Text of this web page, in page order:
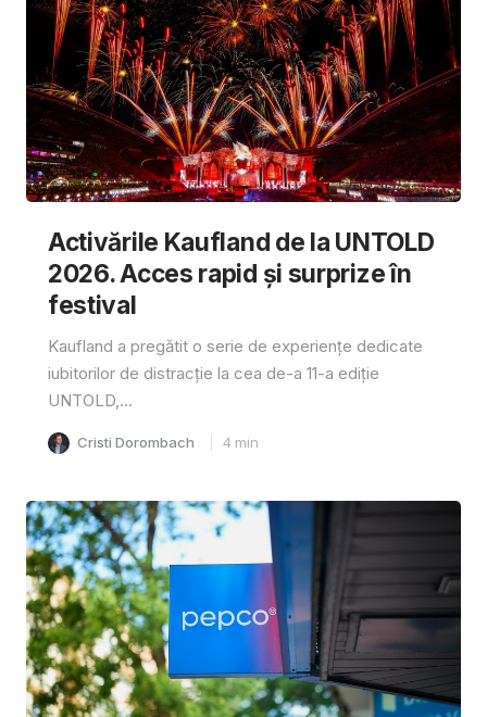
Activările Kaufland de la UNTOLD
2026. Acces rapid și surprize în
festival
Kaufland a pregătit o serie de experiențe dedicate
iubitorilor de distracție la cea de-a 11-a ediție
UNTOLD,...
Cristi Dorombach 4 min